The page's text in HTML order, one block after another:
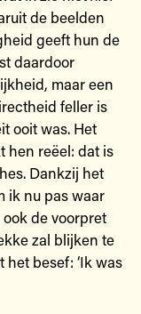
de beelden
geeft hun de
daardoor
maar een
feller is
ooit was. Het
hen reëel: dat is
Dankzij het
ik nu pas waar
de voorpret
zal blijken te
besef: ‘Ik was